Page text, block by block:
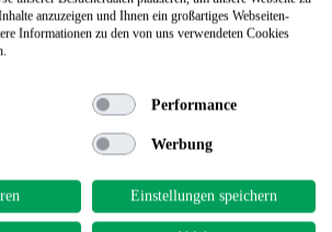
anzuzeigen und Ihnen ein großartiges Webseiten-
Informationen zu den von uns verwendeten Cookies
Performance
Werbung
Einstellungen speichern